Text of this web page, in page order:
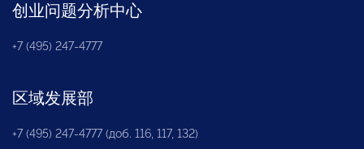
创业问题分析中心
+7 (495) 247-4777
区域发展部
+7 (495) 247-4777 (доб. 116, 117, 132)